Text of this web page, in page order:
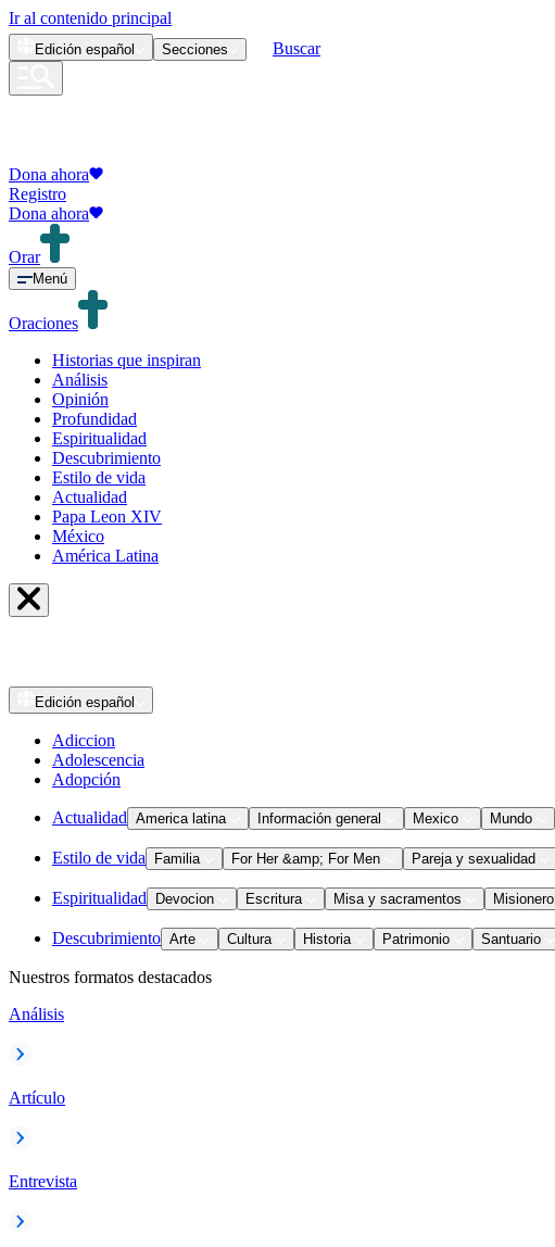
Ir al contenido principal
Edición español Secciones Buscar
Dona ahora
Registro
Dona ahora
Orar
Menú
Oraciones
Historias que inspiran
Análisis
Opinión
Profundidad
Espiritualidad
Descubrimiento
Estilo de vida
Actualidad
Papa Leon XIV
México
América Latina
Edición español
Adiccion
Adolescencia
Adopción
Actualidad America latina Información general Mexico Mundo
Estilo de vida Familia For Her &amp; For Men Pareja y sexualidad
Espiritualidad Devocion Escritura Misa y sacramentos Misionero
Descubrimiento Arte Cultura Historia Patrimonio Santuario
Nuestros formatos destacados
Análisis
Artículo
Entrevista